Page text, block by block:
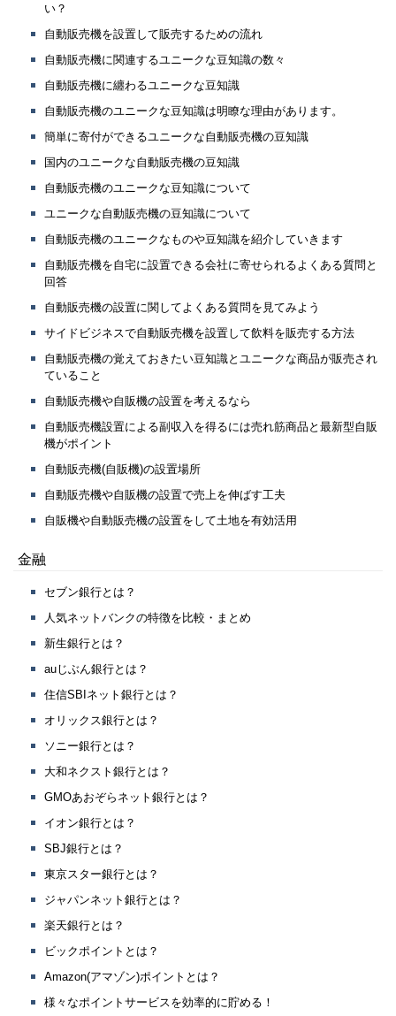
い？
自動販売機を設置して販売するための流れ
自動販売機に関連するユニークな豆知識の数々
自動販売機に纏わるユニークな豆知識
自動販売機のユニークな豆知識は明瞭な理由があります。
簡単に寄付ができるユニークな自動販売機の豆知識
国内のユニークな自動販売機の豆知識
自動販売機のユニークな豆知識について
ユニークな自動販売機の豆知識について
自動販売機のユニークなものや豆知識を紹介していきます
自動販売機を自宅に設置できる会社に寄せられるよくある質問と
回答
自動販売機の設置に関してよくある質問を見てみよう
サイドビジネスで自動販売機を設置して飲料を販売する方法
自動販売機の覚えておきたい豆知識とユニークな商品が販売され
ていること
自動販売機や自販機の設置を考えるなら
自動販売機設置による副収入を得るには売れ筋商品と最新型自販
機がポイント
自動販売機(自販機)の設置場所
自動販売機や自販機の設置で売上を伸ばす工夫
自販機や自動販売機の設置をして土地を有効活用
金融
セブン銀行とは？
人気ネットバンクの特徴を比較・まとめ
新生銀行とは？
auじぶん銀行とは？
住信SBIネット銀行とは？
オリックス銀行とは？
ソニー銀行とは？
大和ネクスト銀行とは？
GMOあおぞらネット銀行とは？
イオン銀行とは？
SBJ銀行とは？
東京スター銀行とは？
ジャパンネット銀行とは？
楽天銀行とは？
ビックポイントとは？
Amazon(アマゾン)ポイントとは？
様々なポイントサービスを効率的に貯める！